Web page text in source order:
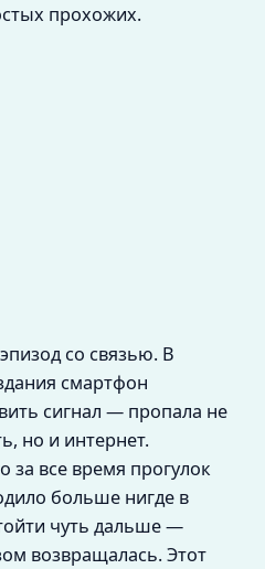
прохожих.
со связью. В
смартфон
сигнал — пропала не
но и интернет.
за все время прогулок
больше нигде в
чуть дальше —
возвращалась. Этот